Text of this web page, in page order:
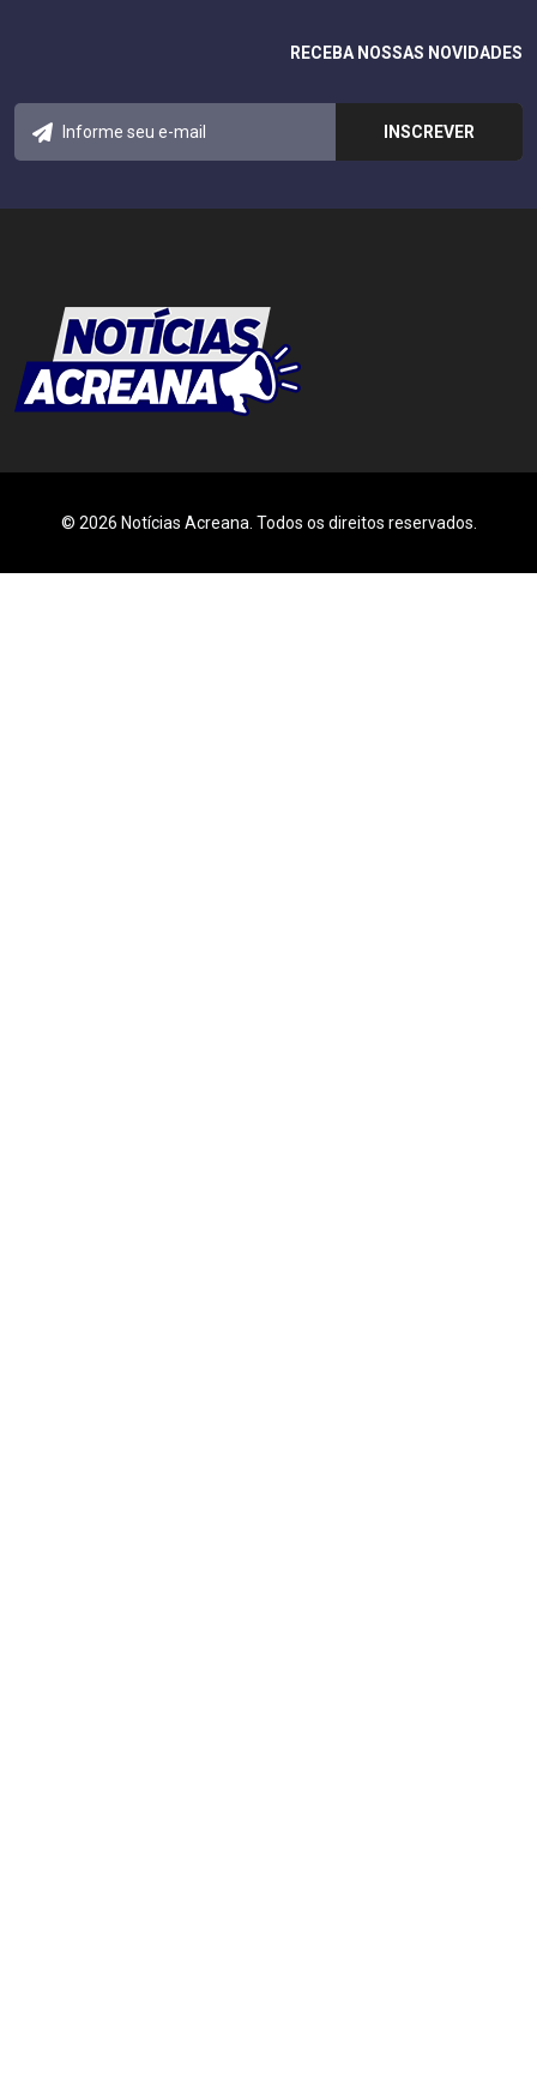
RECEBA NOSSAS NOVIDADES
© 2026 Notícias Acreana. Todos os direitos reservados.